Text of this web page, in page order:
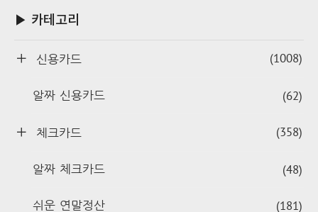
▶ 카테고리
신용카드 (1008)
알짜 신용카드 (62)
체크카드 (358)
알짜 체크카드 (48)
쉬운 연말정산 (181)